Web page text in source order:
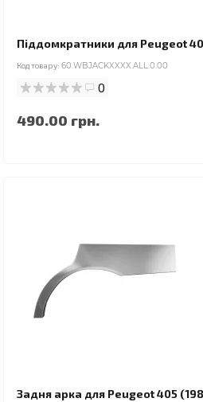
Піддомкратники для Peugeot
Код товару: 60.WBJACKXXXX.ALL.0.00
0
490.00 грн.
Задня арка для Peugeot 405